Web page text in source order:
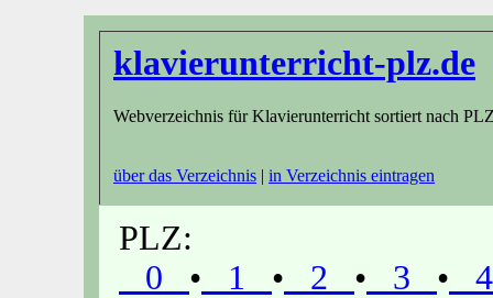
klavierunterricht-plz.de
Webverzeichnis für Klavierunterricht sortiert nach
über das Verzeichnis | in Verzeichnis eintragen
PLZ:
0 • 1 • 2 • 3 •